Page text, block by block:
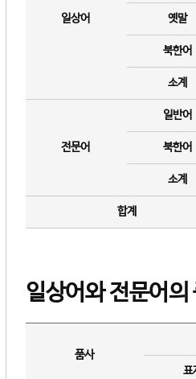
일상어 옛말
북한어
소계
전문어
일반어
북한어
소계
합계
일상어와 전문어의
품사
표